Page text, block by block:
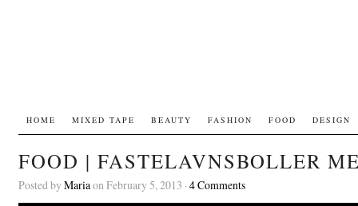
HOME MIXED TAPE BEAUTY FASHION FOOD DESIGN
FOOD | FASTELAVNSBOLLER
Posted byMariaon February 5, 2013 ·4 Comments